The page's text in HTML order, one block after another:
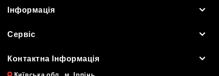
Інформація
Сервіс
Контактна Інформація